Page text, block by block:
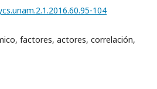
104
factores, actores, correlación,